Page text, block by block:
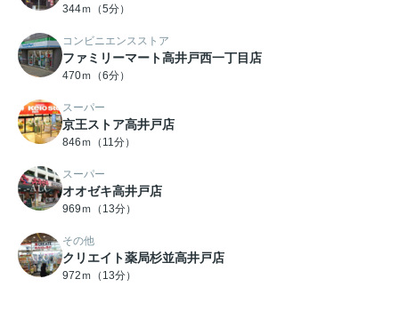
344ｍ（5分）
コンビニエンスストア
ファミリーマート高井戸西一丁目店
470ｍ（6分）
スーパー
京王ストア高井戸店
846ｍ（11分）
スーパー
オオゼキ高井戸店
969ｍ（13分）
その他
クリエイト薬局杉並高井戸店
972ｍ（13分）